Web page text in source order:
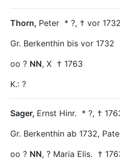
Thorn, Peter * ?, † vor 1732
Gr. Berkenthin bis vor 1732
oo ? NN, X † 1763
K.: ?
Sager, Ernst Hinr. * ?, †
Gr. Berkenthin ab 1732,
oo ? NN, ? Maria Elis. †